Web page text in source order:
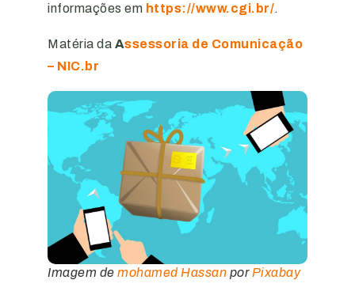
informações em https://www.cgi.br/.
Matéria da Assessoria de Comunicação
– NIC.br
Imagem de mohamed Hassan porPixabay